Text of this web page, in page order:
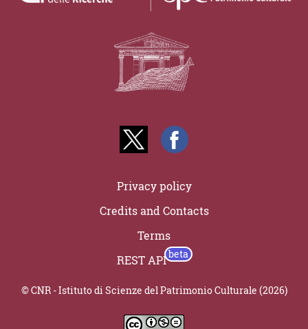
Privacy policy
Credits and Contacts
Terms
REST API
© CNR - Istituto di Scienze del Patrimonio Culturale (2026)